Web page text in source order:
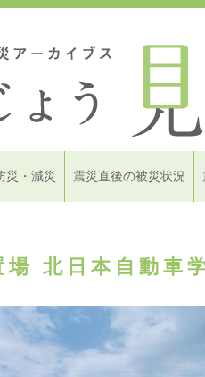
災・減災 震災直後の被災状況
場 北日本自動車